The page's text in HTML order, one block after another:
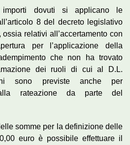
dovuti si applicano le
8 del decreto legislativo
relativi all’accertamento con
per l’applicazione della
che non ha trovato
dei ruoli di cui al D.L.
sono previste anche per
alla rateazione da parte del
somme per la definizione delle
euro è possibile effettuare il